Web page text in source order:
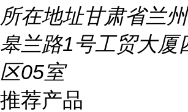
所在地址甘肃省兰
皋兰路1号工贸大厦
区05室
推荐产品